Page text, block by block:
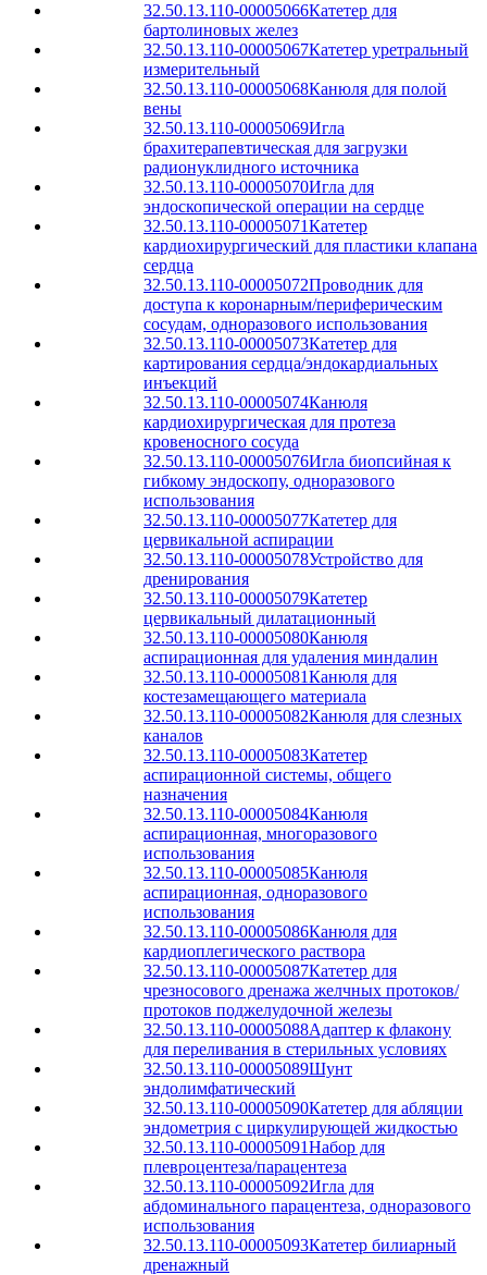
32.50.13.110-00005066Катетер для
бартолиновых желез
32.50.13.110-00005067Катетер уретральный
измерительный
32.50.13.110-00005068Канюля для полой
вены
32.50.13.110-00005069Игла
брахитерапевтическая для загрузки
радионуклидного источника
32.50.13.110-00005070Игла для
эндоскопической операции на сердце
32.50.13.110-00005071Катетер
кардиохирургический для пластики клапана
сердца
32.50.13.110-00005072Проводник для
доступа к коронарным/периферическим
сосудам, одноразового использования
32.50.13.110-00005073Катетер для
картирования сердца/эндокардиальных
инъекций
32.50.13.110-00005074Канюля
кардиохирургическая для протеза
кровеносного сосуда
32.50.13.110-00005076Игла биопсийная к
гибкому эндоскопу, одноразового
использования
32.50.13.110-00005077Катетер для
цервикальной аспирации
32.50.13.110-00005078Устройство для
дренирования
32.50.13.110-00005079Катетер
цервикальный дилатационный
32.50.13.110-00005080Канюля
аспирационная для удаления миндалин
32.50.13.110-00005081Канюля для
костезамещающего материала
32.50.13.110-00005082Канюля для слезных
каналов
32.50.13.110-00005083Катетер
аспирационной системы, общего
назначения
32.50.13.110-00005084Канюля
аспирационная, многоразового
использования
32.50.13.110-00005085Канюля
аспирационная, одноразового
использования
32.50.13.110-00005086Канюля для
кардиоплегического раствора
32.50.13.110-00005087Катетер для
чрезносового дренажа желчных протоков/
протоков поджелудочной железы
32.50.13.110-00005088Адаптер к флакону
для переливания в стерильных условиях
32.50.13.110-00005089Шунт
эндолимфатический
32.50.13.110-00005090Катетер для абляции
эндометрия с циркулирующей жидкостью
32.50.13.110-00005091Набор для
плевроцентеза/парацентеза
32.50.13.110-00005092Игла для
абдоминального парацентеза, одноразового
использования
32.50.13.110-00005093Катетер билиарный
дренажный